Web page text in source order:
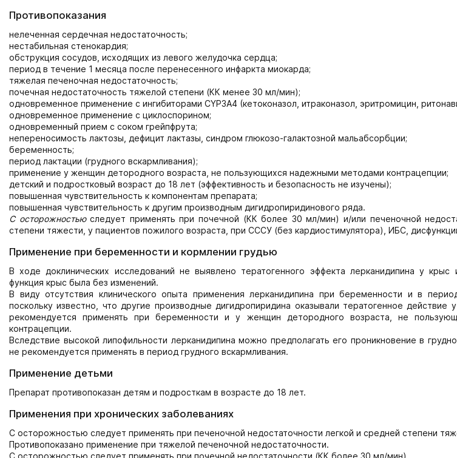
Противопоказания
нелеченная сердечная недостаточность;
нестабильная стенокардия;
обструкция сосудов, исходящих из левого желудочка сердца;
период в течение 1 месяца после перенесенного инфаркта миокарда;
тяжелая печеночная недостаточность;
почечная недостаточность тяжелой степени (КК менее 30 мл/мин);
одновременное применение с ингибиторами CYP3A4 (кетоконазол, итраконазол, эритромицин,
одновременное применение с циклоспорином;
одновременный прием с соком грейпфрута;
непереносимость лактозы, дефицит лактазы, синдром глюкозо-галактозной мальабсорбции;
беременность;
период лактации (грудного вскармливания);
применение у женщин детородного возраста, не пользующихся надежными методами контрацепции;
детский и подростковый возраст до 18 лет (эффективность и безопасность не изучены);
повышенная чувствительность к компонентам препарата;
повышенная чувствительность к другим производным дигидропиридинового ряда.
С осторожностьюследует применять при почечной (КК более 30 мл/мин) и/или печеночной
степени тяжести, у пациентов пожилого возраста, при СССУ (без кардиостимулятора), ИБС,
Применение при беременности и кормлении грудью
В ходе доклинических исследований не выявлено тератогенного эффекта лерканидипина у крыс
функция крыс была без изменений.
В виду отсутствия клинического опыта применения лерканидипина при беременности и в
поскольку известно, что другие производные дигидропиридина оказывали тератогенное действие
рекомендуется применять при беременности и у женщин детородного возраста, не
контрацепции.
Вследствие высокой липофильности лерканидипина можно предполагать его проникновение в
не рекомендуется применять в период грудного вскармливания.
Применение детьми
Препарат противопоказан детям и подросткам в возрасте до 18 лет.
Применения при хронических заболеваниях
С осторожностью следует применять при печеночной недостаточности легкой и средней степени
Противопоказано применение при тяжелой печеночной недостаточности.